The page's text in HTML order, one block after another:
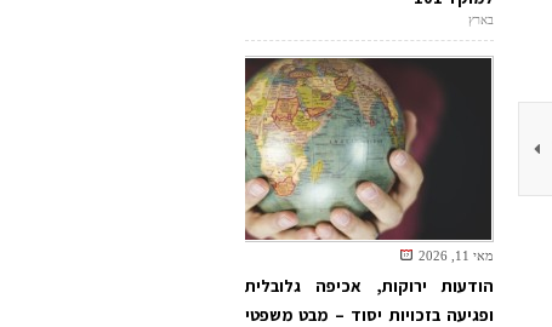
בארץ
מאי 11, 2026
הודעות ירוקות, אכיפה גלובלית
ופגיעה בזכויות יסוד – מבט משפטי